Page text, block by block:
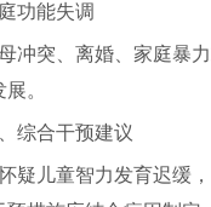
功能失调
冲突、离婚、家庭暴
。
综合干预建议
疑儿童智力发育迟缓